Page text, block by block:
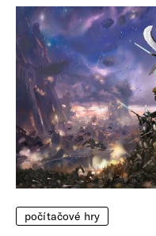
počítačové hry